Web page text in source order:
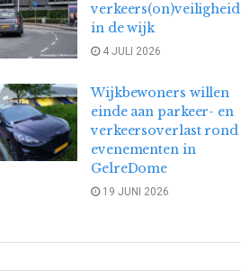
verkeers(on)veiligheid
in de wijk
4 JULI 2026
Wijkbewoners willen
einde aan parkeer- en
verkeersoverlast rond
evenementen in
GelreDome
19 JUNI 2026